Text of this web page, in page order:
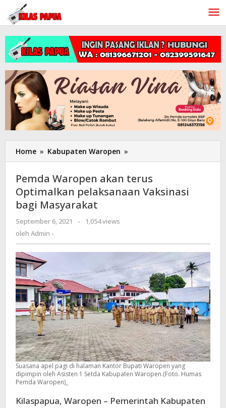
Lewati
konten
Home » Kabupaten Waropen »
Waropen
terus
Optimalkan
Pemda Waropen akan terus
Optimalkan pelaksanaan Vaksinasi
bagi Masyarakat
September 6, 2021
oleh
-
1,054 views
oleh Admin -
Suasana apel pagi di halaman Kantor Bupati Waropen yang
dipimpin oleh Asisten 1 Setda Kabupaten Waropen.(Foto. Humas
Pemda Waropen)_
Kilaspapua, Waropen – Pemerintah Kabupaten